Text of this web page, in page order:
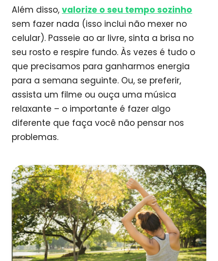
Além disso, valorize o seu tempo sozinho
sem fazer nada (isso inclui não mexer no
celular). Passeie ao ar livre, sinta a brisa no
seu rosto e respire fundo. Às vezes é tudo o
que precisamos para ganharmos energia
para a semana seguinte. Ou, se preferir,
assista um filme ou ouça uma música
relaxante – o importante é fazer algo
diferente que faça você não pensar nos
problemas.